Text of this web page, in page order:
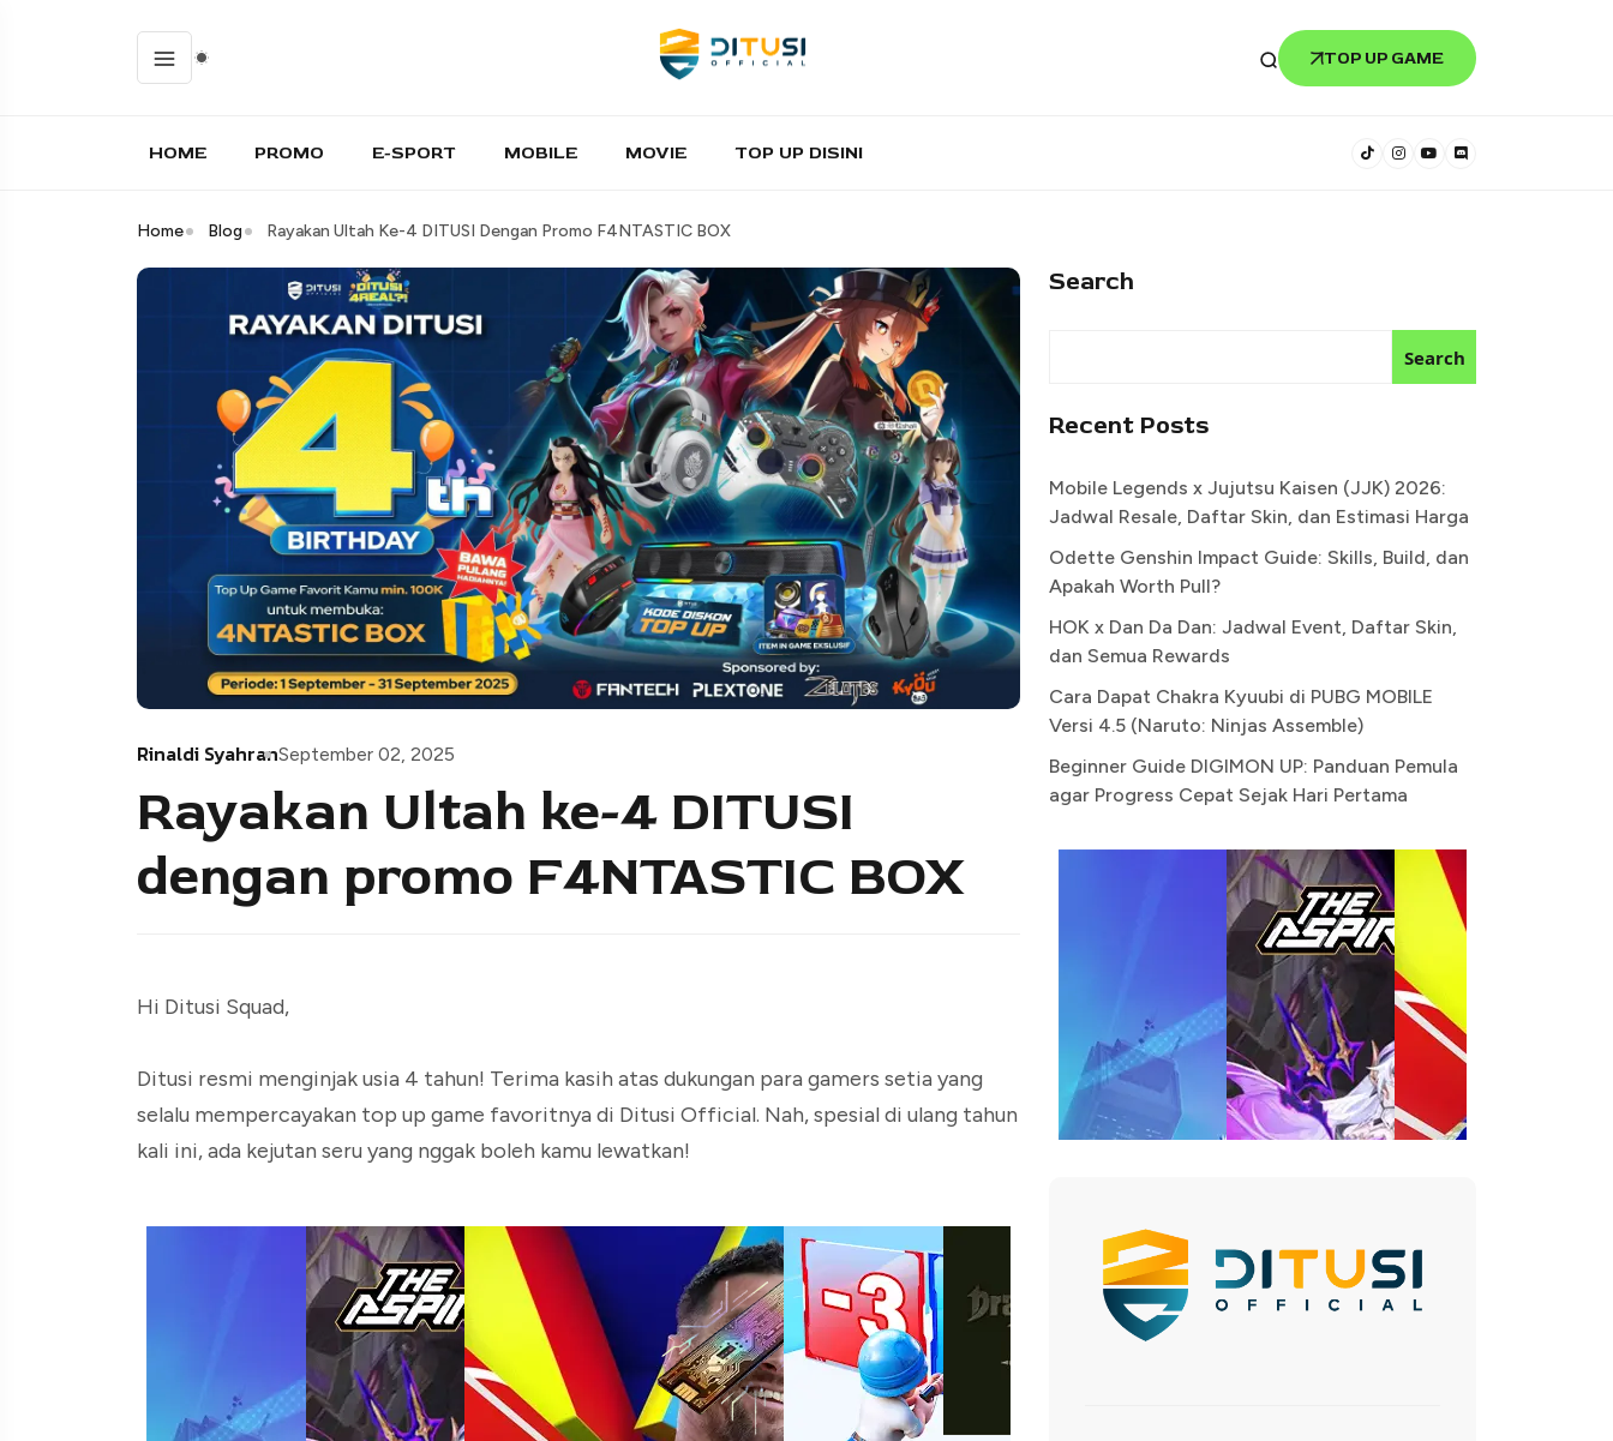
TOP UP GAME
HOME PROMO E-SPORT MOBILE MOVIE TOP UP DISINI
Home Blog Rayakan Ultah Ke-4 DITUSI Dengan Promo F4NTASTIC BOX
Rinaldi SyahranSeptember 02, 2025
Rayakan Ultah ke-4 DITUSI
dengan promo F4NTASTIC BOX
Hi Ditusi Squad,
Ditusi resmi menginjak usia 4 tahun! Terima kasih atas dukungan para gamers setia yang
selalu mempercayakan top up game favoritnya di Ditusi Official. Nah, spesial di ulang tahun
kali ini, ada kejutan seru yang nggak boleh kamu lewatkan!
Search
Search
Recent Posts
Mobile Legends x Jujutsu Kaisen (JJK) 2026:
Jadwal Resale, Daftar Skin, dan Estimasi Harga
Odette Genshin Impact Guide: Skills, Build, dan
Apakah Worth Pull?
HOK x Dan Da Dan: Jadwal Event, Daftar Skin,
dan Semua Rewards
Cara Dapat Chakra Kyuubi di PUBG MOBILE
Versi 4.5 (Naruto: Ninjas Assemble)
Beginner Guide DIGIMON UP: Panduan Pemula
agar Progress Cepat Sejak Hari Pertama